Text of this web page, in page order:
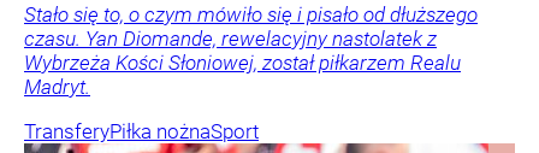
Stało się to, o czym mówiło się i pisało od dłuższego
czasu. Yan Diomande, rewelacyjny nastolatek z
Wybrzeża Kości Słoniowej, został piłkarzem Realu
Madryt.
TransferyPiłka nożnaSport